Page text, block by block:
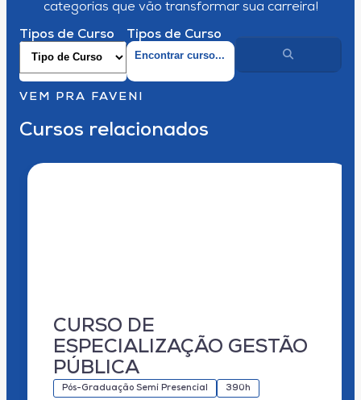
categorias que vão transformar sua carreira!
Tipos de Curso Tipos de Curso
VEM PRA FAVENI
Cursos relacionados
CURSO DE
ESPECIALIZAÇÃO GESTÃO
PÚBLICA
Pós-Graduação Semi Presencial 390h